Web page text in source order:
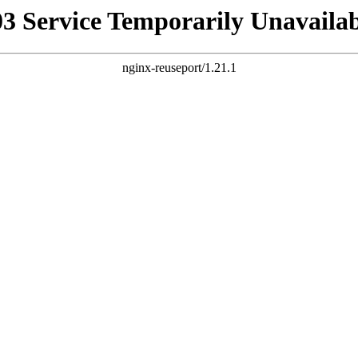
Service Temporarily
nginx-reuseport/1.21.1